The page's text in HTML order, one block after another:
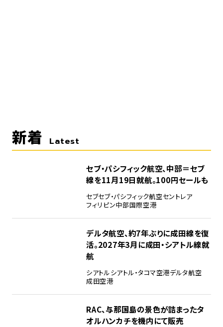
新着 Latest
セブ・パシフィック航空、中部＝セブ
線を11月19日就航。100円セールも
セブセブ・パシフィック航空セントレア
フィリピン中部国際空港
デルタ航空、約7年ぶりに成田線を復
活。2027年3月に成田・シアトル線就
航
シアトルシアトル・タコマ空港デルタ航空
成田空港
RAC、与那国島の景色が詰まったタ
オルハンカチを機内にて販売